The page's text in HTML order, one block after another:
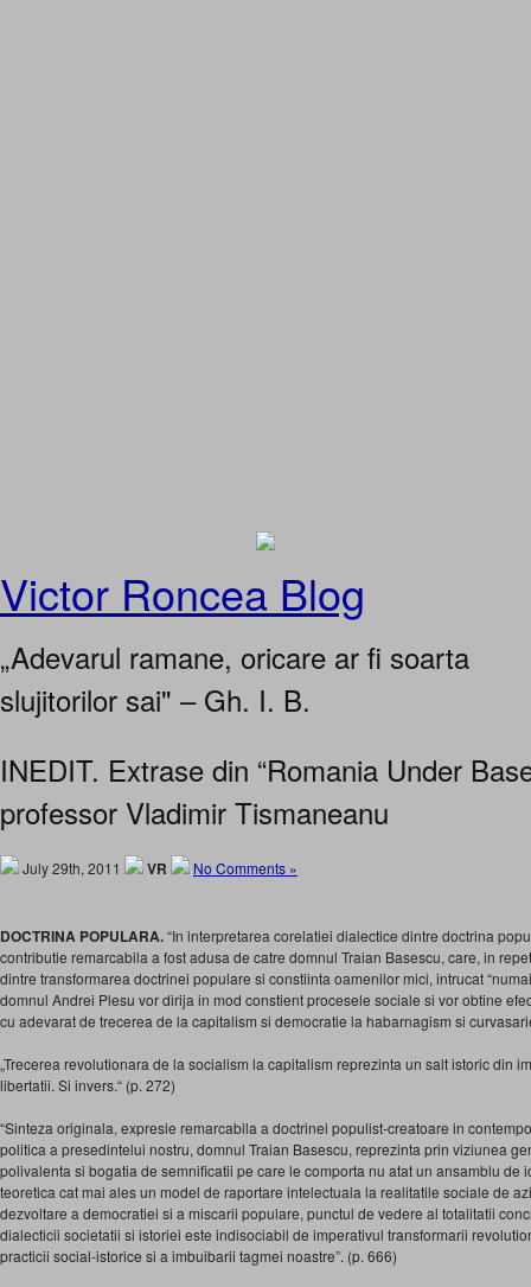
Victor Roncea Blog
„Adevarul ramane, oricare ar fi soarta
slujitorilor sai" – Gh. I. B.
INEDIT. Extrase din “Romania Under
professor Vladimir Tismaneanu
July 29th, 2011 VR No Comments »
DOCTRINA POPULARA.“In interpretarea corelatiei dialectice dintre doctrina
contributie remarcabila a fost adusa de catre domnul Traian Basescu, care, in
dintre transformarea doctrinei populare si constiinta oamenilor mici, intrucat
domnul Andrei Plesu vor dirija in mod constient procesele sociale si vor obtine
cu adevarat de trecerea de la capitalism si democratie la habarnagism si
„Trecerea revolutionara de la socialism la capitalism reprezinta un salt istoric din
libertatii. Si invers.“ (p. 272)
“Sinteza originala, expresie remarcabila a doctrinei populist-creatoare in
politica a presedintelui nostru, domnul Traian Basescu, reprezinta prin viziunea
polivalenta si bogatia de semnificatii pe care le comporta nu atat un ansamblu de
teoretica cat mai ales un model de raportare intelectuala la realitatile sociale de
dezvoltare a democratiei si a miscarii populare, punctul de vedere al totalitatii
dialecticii societatii si istoriei este indisociabil de imperativul transformarii
practicii social-istorice si a imbuibarii tagmei noastre”. (p. 666)